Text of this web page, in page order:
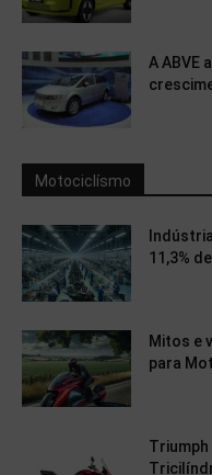
A ABVE
Motociclísmo
11,3%
Mitos e
para
Triumph